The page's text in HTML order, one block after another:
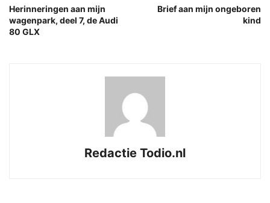
Herinneringen aan mijn
wagenpark, deel 7, de Audi
80 GLX
Brief aan mijn ongeboren
kind
Redactie Todio.nl